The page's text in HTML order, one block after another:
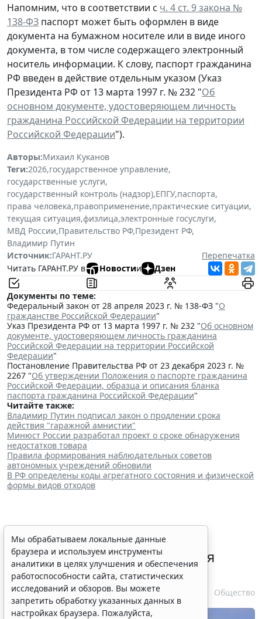
Напомним, что в соответствии с ч. 4 ст. 9 закона №
138-ФЗ паспорт может быть оформлен в виде
документа на бумажном носителе или в виде иного
документа, в том числе содержащего электронный
носитель информации. К слову, паспорт гражданина
РФ введен в действие отдельным указом (Указ
Президента РФ от 13 марта 1997 г. № 232 "Об
основном документе, удостоверяющем личность
гражданина Российской Федерации на территории
Российской Федерации").
Авторы:Михаил Куканов
Теги:2026,государственное управление,
государственные услуги,
государственный контроль (надзор),ЕПГУ,паспорта,
права человека,правоприменение,практические ситуации,
текущая ситуация,физлица,электронные госуслуги,
МВД России,Правительство РФ,Президент РФ,
Владимир Путин
Источник:ГАРАНТ.РУ
Перепечатка
Читать ГАРАНТ.РУ в
Новостии Дзен
Документы по теме:
Федеральный закон от 28 апреля 2023 г. № 138-ФЗ "О
гражданстве Российской Федерации"
Указ Президента РФ от 13 марта 1997 г. № 232 "Об основном
документе, удостоверяющем личность гражданина
Российской Федерации на территории Российской
Федерации"
Постановление Правительства РФ от 23 декабря 2023 г. №
2267 "Об утверждении Положения о паспорте гражданина
Российской Федерации, образца и описания бланка
паспорта гражданина Российской Федерации"
Читайте также:
Владимир Путин подписал закон о продлении срока
действия "гаражной амнистии"
Минюст России разработал проект о сроке обнаружения
недостатков товара
Правила формирования наблюдательных советов
автономных учреждений обновили
В РФ определены коды агрегатного состояния и физической
формы видов отходов
В РФ урегулировали вопросы
использования с/х земель для
сельского туризма
7 августа 2026 16:18 Общество
Мы обрабатываем локальные данные
браузера и используем инструменты
аналитики в целях улучшения и обеспечения
работоспособности сайта, статистических
исследований и обзоров. Вы можете
запретить обработку указанных данных в
настройках браузера. Пожалуйста,